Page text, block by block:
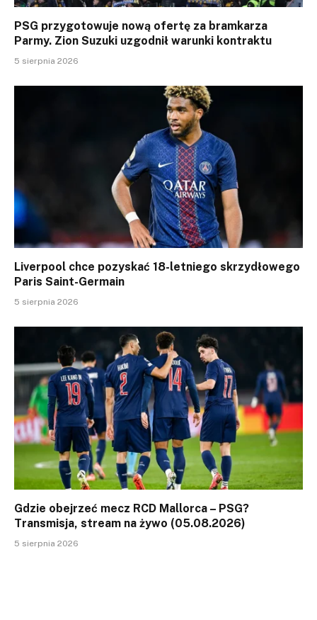
PSG przygotowuje nową ofertę za bramkarza
Parmy. Zion Suzuki uzgodnił warunki kontraktu
5 sierpnia 2026
Liverpool chce pozyskać 18-letniego skrzydłowego
Paris Saint-Germain
5 sierpnia 2026
Gdzie obejrzeć mecz RCD Mallorca – PSG?
Transmisja, stream na żywo (05.08.2026)
5 sierpnia 2026